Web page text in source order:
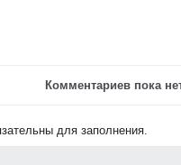
Комментариев пока
для заполнения.